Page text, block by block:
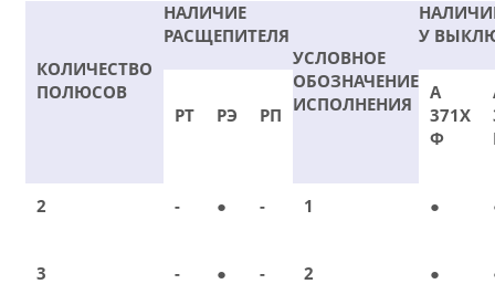
КОЛИЧЕСТВО
ПОЛЮСОВ
НАЛИЧИЕ
РАСЩЕПИТЕЛЯ
УСЛОВНОЕ
ОБОЗНАЧЕНИЕ
ИСПОЛНЕНИЯ
У
РТ РЭ РП
А
371Х
Ф
2 - ● - 1 ●
3 - ● - 2 ●